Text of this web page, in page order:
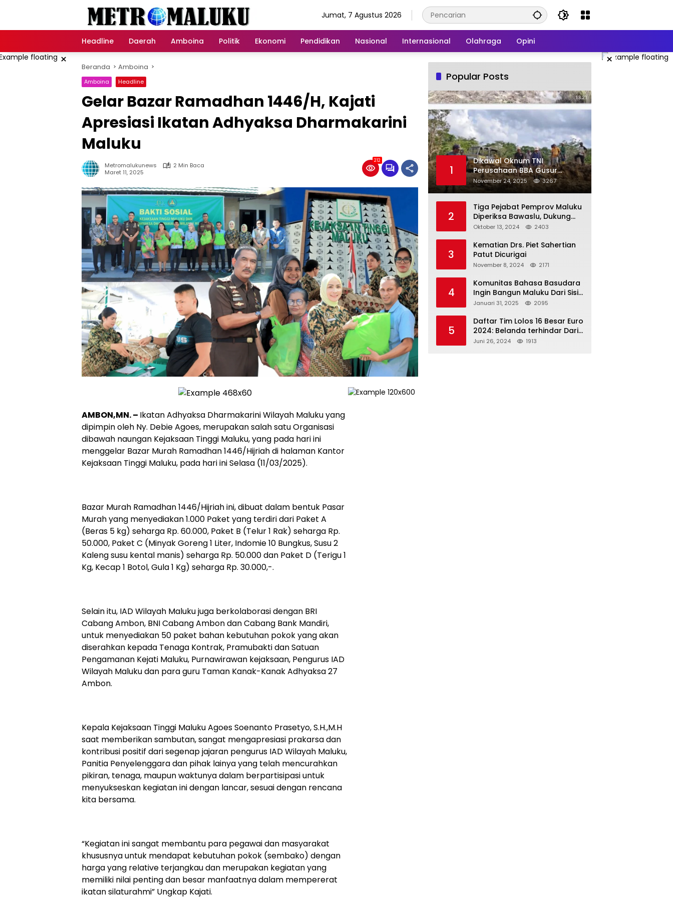
Jumat, 7 Agustus 2026
Headline Daerah Amboina Politik Ekonomi Pendidikan Nasional Internasional Olahraga Opini
× ×
Beranda Amboina
Amboina Headline
Gelar Bazar Ramadhan 1446/H, Kajati
Apresiasi Ikatan Adhyaksa Dharmakarini
Maluku
Metromalukunews
2 Min Baca
Maret 11, 2025
212
AMBON,MN. – Ikatan Adhyaksa Dharmakarini Wilayah Maluku yang
dipimpin oleh Ny. Debie Agoes, merupakan salah satu Organisasi
dibawah naungan Kejaksaan Tinggi Maluku, yang pada hari ini
menggelar Bazar Murah Ramadhan 1446/Hijriah di halaman Kantor
Kejaksaan Tinggi Maluku, pada hari ini Selasa (11/03/2025).
Bazar Murah Ramadhan 1446/Hijriah ini, dibuat dalam bentuk Pasar
Murah yang menyediakan 1.000 Paket yang terdiri dari Paket A
(Beras 5 kg) seharga Rp. 60.000, Paket B (Telur 1 Rak) seharga Rp.
50.000, Paket C (Minyak Goreng 1 Liter, Indomie 10 Bungkus, Susu 2
Kaleng susu kental manis) seharga Rp. 50.000 dan Paket D (Terigu 1
Kg, Kecap 1 Botol, Gula 1 Kg) seharga Rp. 30.000,-.
Selain itu, IAD Wilayah Maluku juga berkolaborasi dengan BRI
Cabang Ambon, BNI Cabang Ambon dan Cabang Bank Mandiri,
untuk menyediakan 50 paket bahan kebutuhan pokok yang akan
diserahkan kepada Tenaga Kontrak, Pramubakti dan Satuan
Pengamanan Kejati Maluku, Purnawirawan kejaksaan, Pengurus IAD
Wilayah Maluku dan para guru Taman Kanak-Kanak Adhyaksa 27
Ambon.
Kepala Kejaksaan Tinggi Maluku Agoes Soenanto Prasetyo, S.H.,M.H
saat memberikan sambutan, sangat mengapresiasi prakarsa dan
kontribusi positif dari segenap jajaran pengurus IAD Wilayah Maluku,
Panitia Penyelenggara dan pihak lainya yang telah mencurahkan
pikiran, tenaga, maupun waktunya dalam berpartisipasi untuk
menyukseskan kegiatan ini dengan lancar, sesuai dengan rencana
kita bersama.
“Kegiatan ini sangat membantu para pegawai dan masyarakat
khususnya untuk mendapat kebutuhan pokok (sembako) dengan
harga yang relative terjangkau dan merupakan kegiatan yang
memiliki nilai penting dan besar manfaatnya dalam mempererat
ikatan silaturahmi” Ungkap Kajati.
Popular Posts
1
Dikawal Oknum TNI
Perusahaan BBA Gusur
Secara Brutal Tanah Dan
Tanaman Warga, Akademisi
Tertibkan Anggotanya
November 24, 2025 3267
2
Tiga Pejabat Pemprov Maluku
Diperiksa Bawaslu, Dukung
Paslon 2M
Oktober 13, 2024 2403
3
Kematian Drs. Piet Sahertian
Patut Dicurigai
November 8, 2024 2171
4
Komunitas Bahasa Basudara
Ingin Bangun Maluku Dari Sisi
Bahasa
Januari 31, 2025 2095
5
Daftar Tim Lolos 16 Besar Euro
2024: Belanda terhindar Dari
Spanyol dan Ingriss, Prancis
Juni 26, 2024 1913